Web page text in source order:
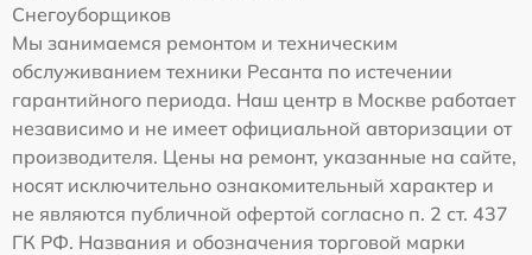
Снегоуборщиков
Мы занимаемся ремонтом и техническим
обслуживанием техники Ресанта по истечении
гарантийного периода. Наш центр в Москве работает
независимо и не имеет официальной авторизации от
производителя. Цены на ремонт, указанные на сайте,
носят исключительно ознакомительный характер и
не являются публичной офертой согласно п. 2 ст. 437
ГК РФ. Названия и обозначения торговой марки